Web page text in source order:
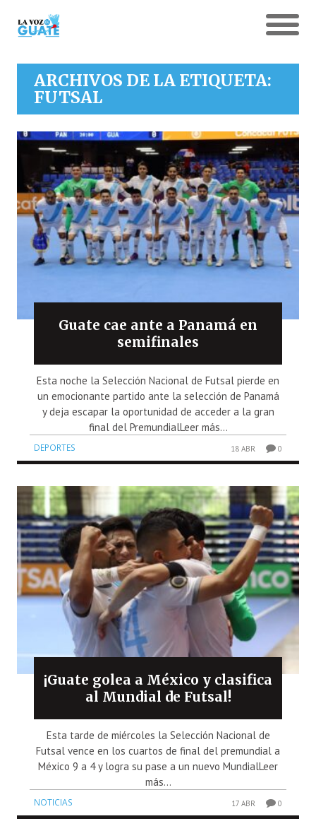
ARCHIVOS DE LA ETIQUETA:
FUTSAL
Guate cae ante a Panamá en
semifinales
Esta noche la Selección Nacional de Futsal pierde en
un emocionante partido ante la selección de Panamá
y deja escapar la oportunidad de acceder a la gran
final del PremundialLeer más...
DEPORTES 18 ABR 0
¡Guate golea a México y clasifica
al Mundial de Futsal!
Esta tarde de miércoles la Selección Nacional de
Futsal vence en los cuartos de final del premundial a
México 9 a 4 y logra su pase a un nuevo MundialLeer
más...
NOTICIAS 17 ABR 0